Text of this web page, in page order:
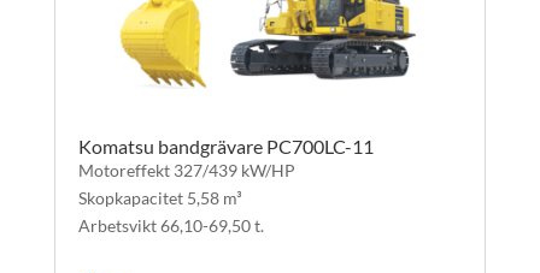
Komatsu bandgrävare PC700LC-11
Motoreffekt 327/439 kW/HP
Skopkapacitet 5,58 m³
Arbetsvikt 66,10-69,50 t.